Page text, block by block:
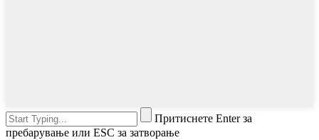
Притиснете Enter за
пребарување или ESC за затворање